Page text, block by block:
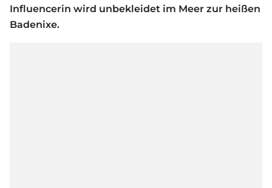
Influencerin wird unbekleidet im Meer zur heißen
Badenixe.